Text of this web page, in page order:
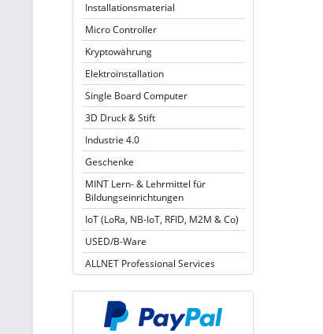
Installationsmaterial
Micro Controller
Kryptowährung
Elektroinstallation
Single Board Computer
3D Druck & Stift
Industrie 4.0
Geschenke
MINT Lern- & Lehrmittel für
Bildungseinrichtungen
IoT (LoRa, NB-IoT, RFID, M2M & Co)
USED/B-Ware
ALLNET Professional Services